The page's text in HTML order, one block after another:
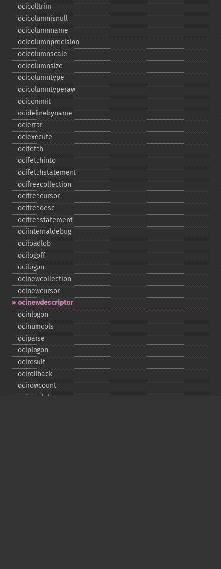
ocicolltrim
ocicolumnisnull
ocicolumnname
ocicolumnprecision
ocicolumnscale
ocicolumnsize
ocicolumntype
ocicolumntyperaw
ocicommit
ocidefinebyname
ocierror
ociexecute
ocifetch
ocifetchinto
ocifetchstatement
ocifreecollection
ocifreecursor
ocifreedesc
ocifreestatement
ociinternaldebug
ociloadlob
ocilogoff
ocilogon
ocinewcollection
ocinewcursor
ocinewdescriptor
ocinlogon
ocinumcols
ociparse
ociplogon
ociresult
ocirollback
ocirowcount
ocisavelob